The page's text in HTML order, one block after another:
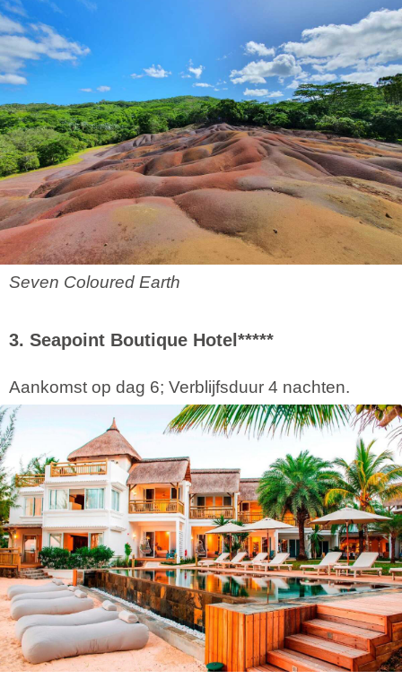
Seven Coloured Earth
3. Seapoint Boutique Hotel*****
Aankomst op dag 6; Verblijfsduur 4 nachten.